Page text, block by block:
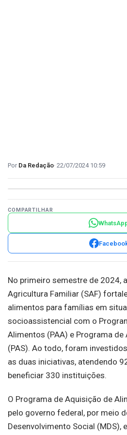
Da Redação 22/07/2024 10:59
COMPARTILHAR
No primeiro semestre de 2024,
Agricultura Familiar (SAF)
alimentos para famílias em
socioassistencial com o
Alimentos (PAA) e Programa de
(PAS). Ao todo, foram
as duas iniciativas, atendendo
beneficiar 330 instituições.
O Programa de Aquisição de
pelo governo federal, por meio
Desenvolvimento Social (MDS),